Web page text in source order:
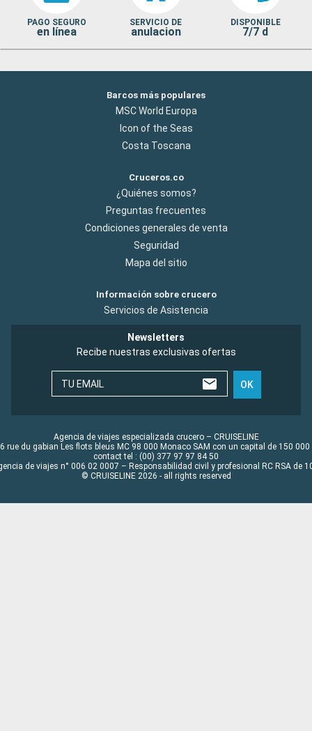
PAGO SEGURO
en línea
SERVICIO DE
anulacion
DISPONIBLE
7/7 d
Barcos más populares
MSC World Europa
Icon of the Seas
Costa Toscana
Cruceros.co
¿Quiénes somos?
Preguntas frecuentes
Condiciones generales de venta
Seguridad
Mapa del sitio
Información sobre crucero
Servicios de Asistencia
Newsletters
Recibe nuestras exclusivas ofertas
TU EMAIL OK
Agencia de viajes especializada crucero – CRUISELINE
rue du gabian Les flots bleus MC 98 000 Monaco SAM con un capital de 150 000
contact tel : (00) 377 97 97 84 50
de viajes n° 006 02 0007 – Responsabilidad civil y profesional RC RSA de
© CRUISELINE 2026 - all rights reserved